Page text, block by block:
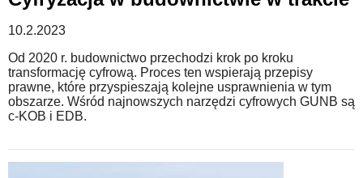
10.2.2023
Od 2020 r. budownictwo przechodzi krok po kroku
transformację cyfrową. Proces ten wspierają przepisy
prawne, które przyspieszają kolejne usprawnienia w tym
obszarze. Wśród najnowszych narzędzi cyfrowych GUNB są
c-KOB i EDB.